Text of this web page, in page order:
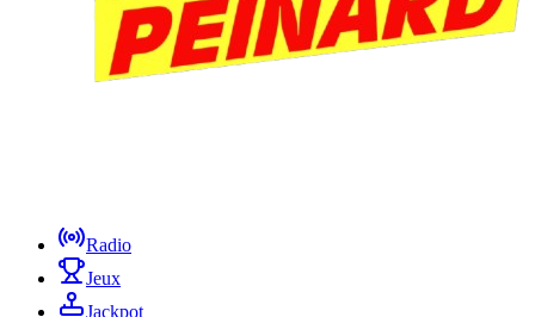
Radio
Jeux
Jackpot